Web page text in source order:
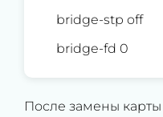
bridge-stp off
bridge-fd 0
После замены